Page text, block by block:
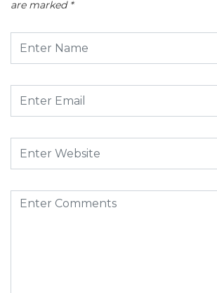
are marked *